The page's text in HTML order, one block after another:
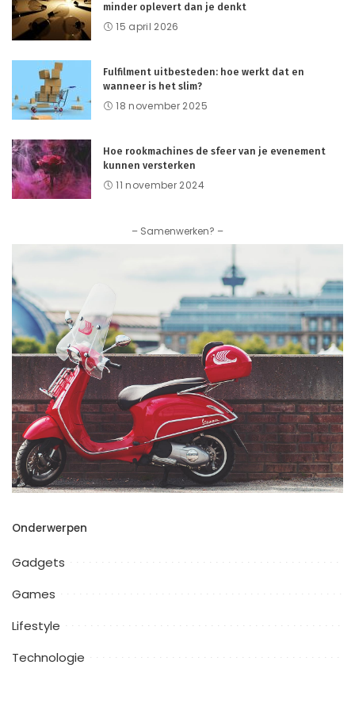
minder oplevert dan je denkt
15 april 2026
Fulfilment uitbesteden: hoe werkt dat en
wanneer is het slim?
18 november 2025
Hoe rookmachines de sfeer van je evenement
kunnen versterken
11 november 2024
– Samenwerken? –
Onderwerpen
Gadgets
Games
Lifestyle
Technologie